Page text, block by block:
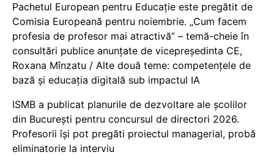
Pachetul European pentru Educație este pregătit de
Comisia Europeană pentru noiembrie. „Cum facem
profesia de profesor mai atractivă” – temă-cheie în
consultări publice anunțate de vicepreședinta CE,
Roxana Mînzatu / Alte două teme: competențele de
bază și educația digitală sub impactul IA
ISMB a publicat planurile de dezvoltare ale școlilor
din București pentru concursul de directori 2026.
Profesorii își pot pregăti proiectul managerial, probă
eliminatorie la interviu